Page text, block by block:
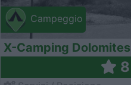
Campeggio
X-Camping Dolomites
8